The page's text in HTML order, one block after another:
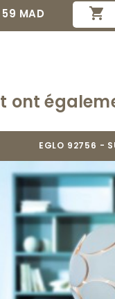
Prix
59 MAD 
ont
EGLO 92756 -